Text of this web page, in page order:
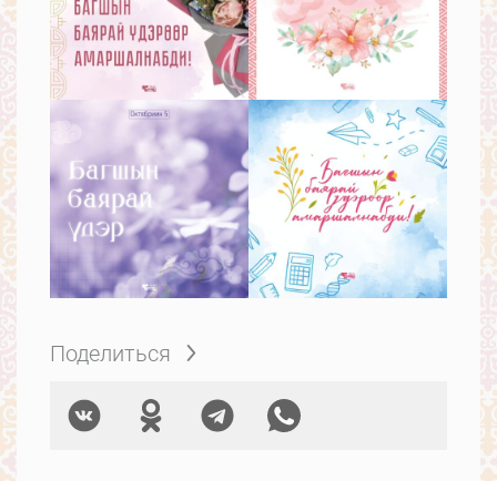
Поделиться